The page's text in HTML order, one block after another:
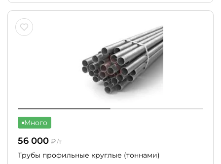
Много
56 000 ₽/т
Трубы профильные круглые (тоннами)